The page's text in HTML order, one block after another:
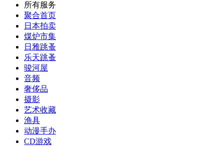
所有服务
聚合首页
日本拍卖
煤炉市集
日雅跳蚤
乐天跳蚤
骏河屋
音频
奢侈品
摄影
艺术收藏
渔具
动漫手办
CD游戏